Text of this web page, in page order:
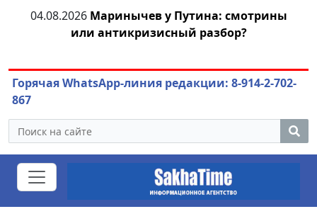
04.08.2026 Маринычев у Путина: смотрины
или антикризисный разбор?
Горячая WhatsApp-линия редакции: 8-914-2-702-
867